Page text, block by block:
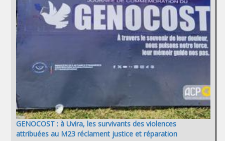
GENOCOST : à Uvira, les survivants des violences
attribuées au M23 réclament justice et réparation